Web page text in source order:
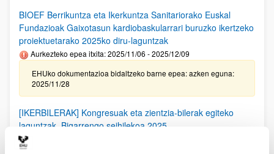
BIOEF Berrikuntza eta Ikerkuntza Sanitariorako Euskal
Fundazioak Gaixotasun kardiobaskularrari buruzko ikertzeko
proiektuetarako 2025ko diru-laguntzak
Aurkezteko epea itxita: 2025/11/06 - 2025/12/09
EHUko dokumentazioa bidaltzeko barne epea: azken eguna:
2025/11/28
[IKERBILERAK] Kongresuak eta zientzia-bilerak egiteko
laguntzak. Bigarrengo seihilekoa 2025
2025/09/25)